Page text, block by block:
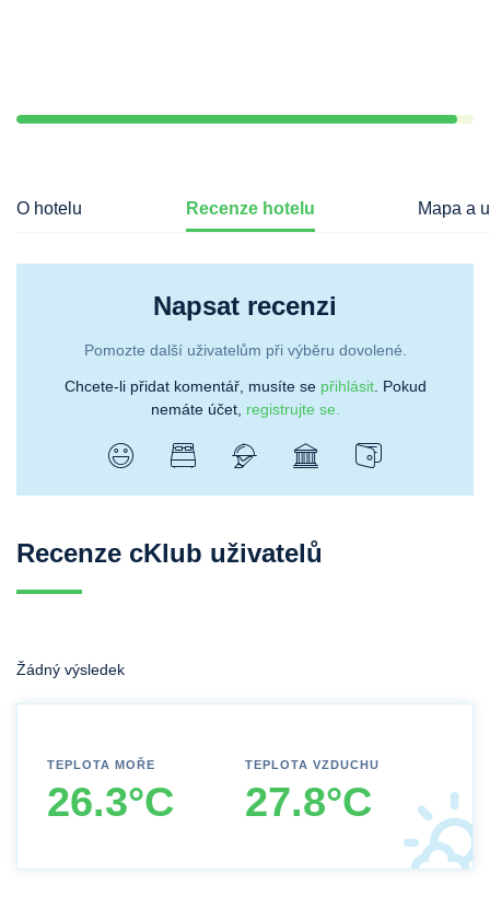
O hotelu Recenze hotelu Mapa a
Napsat recenzi
Pomozte další uživatelům při výběru dovolené.
Chcete-li přidat komentář, musíte se přihlásit. Pokud
nemáte účet, registrujte se.
Recenze cKlub uživatelů
Žádný výsledek
TEPLOTA MOŘE
26.3°C
TEPLOTA VZDUCHU
27.8°C